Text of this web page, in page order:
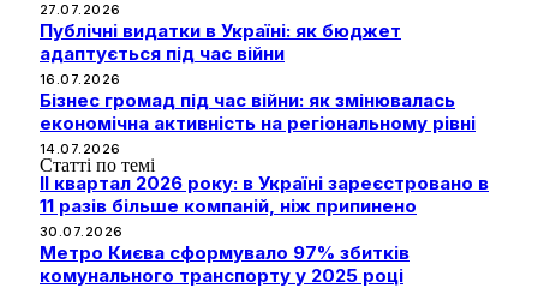
27.07.2026
Публічні видатки в Україні: як бюджет
адаптується під час війни
16.07.2026
Бізнес громад під час війни: як змінювалась
економічна активність на регіональному рівні
14.07.2026
Статті по темі
II квартал 2026 року: в Україні зареєстровано в
11 разів більше компаній, ніж припинено
30.07.2026
Метро Києва сформувало 97% збитків
комунального транспорту у 2025 році